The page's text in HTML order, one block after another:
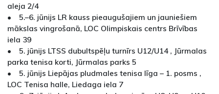
aleja 2/4
• 5.–6. jūnijs LR kauss pieaugušajiem un jauniešiem
mākslas vingrošanā, LOC Olimpiskais centrs Brīvības
iela 39
• 5. jūnijs LTSS dubultspēļu turnīrs U12/U14 , Jūrmalas
parka tenisa korti, Jūrmalas parks 5
• 5. jūnijs Liepājas pludmales tenisa līga – 1. posms ,
LOC Tenisa halle, Liedaga iela 7